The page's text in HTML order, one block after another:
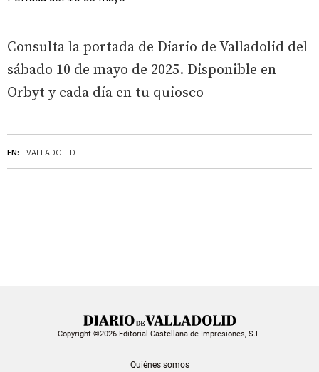
EN: VALLADOLID
Consulta la portada de Diario de Valladolid del
sábado 10 de mayo de 2025. Disponible en
Orbyt y cada día en tu quiosco
Copyright ©2026 Editorial Castellana de Impresiones, S.L.
Quiénes somos